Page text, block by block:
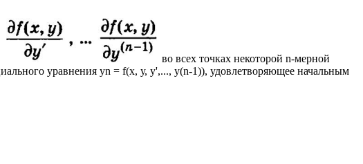
во всех точках некоторой n-мерной
уравнения yn = f(x, у, у',..., у(n-1)), удовлетворяющее начальным